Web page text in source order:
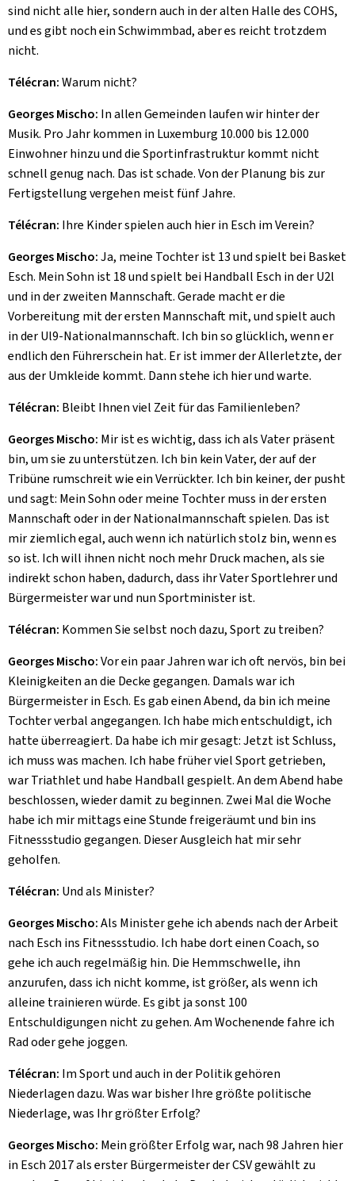
sind nicht alle hier, sondern auch in der alten Halle des COHS,
und es gibt noch ein Schwimmbad, aber es reicht trotzdem
nicht.
Télécran:Warum nicht?
Georges Mischo: In allen Gemeinden laufen wir hinter der
Musik. Pro Jahr kommen in Luxemburg 10.000 bis 12.000
Einwohner hinzu und die Sportinfrastruktur kommt nicht
schnell genug nach. Das ist schade. Von der Planung bis zur
Fertigstellung vergehen meist fünf Jahre.
Télécran: Ihre Kinder spielen auch hier in Esch im Verein?
Georges Mischo:Ja, meine Tochter ist 13 und spielt bei Basket
Esch. Mein Sohn ist 18 und spielt bei Handball Esch in der U2l
und in der zweiten Mannschaft. Gerade macht er die
Vorbereitung mit der ersten Mannschaft mit, und spielt auch
in der Ul9-Nationalmannschaft. Ich bin so glücklich, wenn er
endlich den Führerschein hat. Er ist immer der Allerletzte, der
aus der Umkleide kommt. Dann stehe ich hier und warte.
Télécran: Bleibt Ihnen viel Zeit für das Familienleben?
Georges Mischo: Mir ist es wichtig, dass ich als Vater präsent
bin, um sie zu unterstützen. Ich bin kein Vater, der auf der
Tribüne rumschreit wie ein Verrückter. Ich bin keiner, der pusht
und sagt: Mein Sohn oder meine Tochter muss in der ersten
Mannschaft oder in der Nationalmannschaft spielen. Das ist
mir ziemlich egal, auch wenn ich natürlich stolz bin, wenn es
so ist. Ich will ihnen nicht noch mehr Druck machen, als sie
indirekt schon haben, dadurch, dass ihr Vater Sportlehrer und
Bürgermeister war und nun Sportminister ist.
Télécran: Kommen Sie selbst noch dazu, Sport zu treiben?
Georges Mischo:Vor ein paar Jahren war ich oft nervös, bin bei
Kleinigkeiten an die Decke gegangen. Damals war ich
Bürgermeister in Esch. Es gab einen Abend, da bin ich meine
Tochter verbal angegangen. Ich habe mich entschuldigt, ich
hatte überreagiert. Da habe ich mir gesagt: Jetzt ist Schluss,
ich muss was machen. Ich habe früher viel Sport getrieben,
war Triathlet und habe Handball gespielt. An dem Abend habe
beschlossen, wieder damit zu beginnen. Zwei Mal die Woche
habe ich mir mittags eine Stunde freigeräumt und bin ins
Fitnessstudio gegangen. Dieser Ausgleich hat mir sehr
geholfen.
Télécran: Und als Minister?
Georges Mischo:Als Minister gehe ich abends nach der Arbeit
nach Esch ins Fitnessstudio. Ich habe dort einen Coach, so
gehe ich auch regelmäßig hin. Die Hemmschwelle, ihn
anzurufen, dass ich nicht komme, ist größer, als wenn ich
alleine trainieren würde. Es gibt ja sonst 100
Entschuldigungen nicht zu gehen. Am Wochenende fahre ich
Rad oder gehe joggen.
Télécran: Im Sport und auch in der Politik gehören
Niederlagen dazu. Was war bisher Ihre größte politische
Niederlage, was Ihr größter Erfolg?
Georges Mischo: Mein größter Erfolg war, nach 98 Jahren hier
in Esch 2017 als erster Bürgermeister der CSV gewählt zu